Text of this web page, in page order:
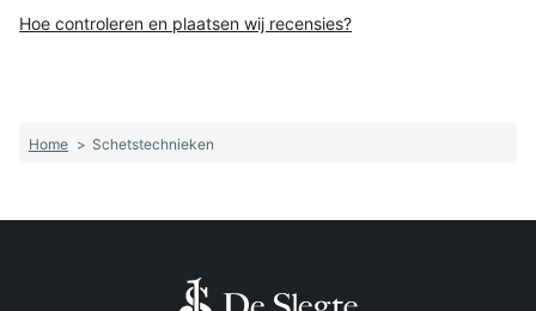
Hoe controleren en plaatsen wij recensies?
Home > Schetstechnieken